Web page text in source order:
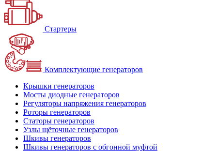
Стартеры
Комплектующие генераторов
Крышки генераторов
Мосты диодные генераторов
Регуляторы напряжения генераторов
Роторы генераторов
Статоры генераторов
Узлы щёточные генераторов
Шкивы генераторов
Шкивы генераторов с обгонной муфтой